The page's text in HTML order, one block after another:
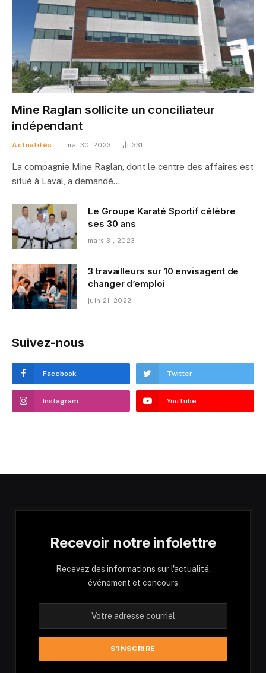
Mine Raglan sollicite un conciliateur
indépendant
Actualités mai 30, 2023 331
La compagnie Mine Raglan, dont le centre des affaires est
situé à Laval, a demandé…
Le Groupe Karaté Sportif célèbre
ses 30 ans
mars 31, 2023
3 travailleurs sur 10 envisagent de
changer d’emploi
juin 21, 2022
Suivez-nous
Facebook Twitter
Instagram YouTube
Recevoir notre infolettre
Recevez des informations sur l'actualité,
événement et concours